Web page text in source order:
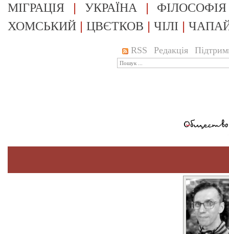
МІГРАЦІЯ | УКРАЇНА | ФІЛОСОФІЯ
ХОМСЬКИЙ | ЦВЄТКОВ | ЧІЛІ |
RSS Редакція